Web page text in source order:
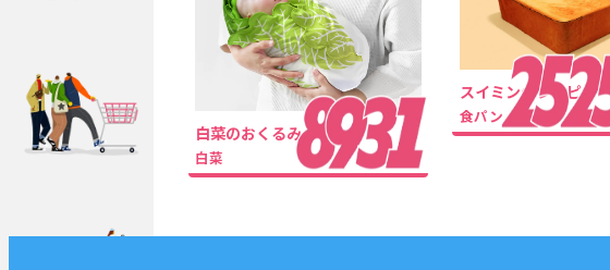
白菜のおくるみ
白菜
スイミンのレシピ
食パン